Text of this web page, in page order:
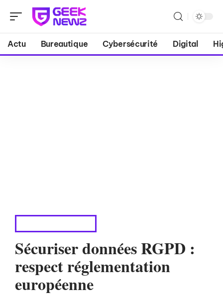
Actu Bureautique Cybersécurité Digital
Sécuriser données RGPD :
respect réglementation
européenne